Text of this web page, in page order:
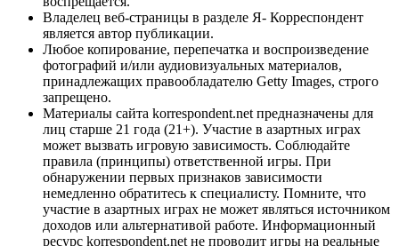
Владелец веб-страницы в разделе Я- Корреспондент
является автор публикации.
Любое копирование, перепечатка и воспроизведение
фотографий и/или аудиовизуальных материалов,
принадлежащих правообладателю Getty Images, строго
запрещено.
Материалы сайта korrespondent.net предназначены для
лиц старше 21 года (21+). Участие в азартных играх
может вызвать игровую зависимость. Соблюдайте
правила (принципы) ответственной игры. При
обнаружении первых признаков зависимости
немедленно обратитесь к специалисту. Помните, что
участие в азартных играх не может являться источником
доходов или альтернативой работе. Информационный
ресурс korrespondent.net не проводит игры на реальные